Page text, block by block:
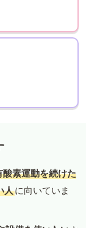
素運動を続けた
人に向いていま